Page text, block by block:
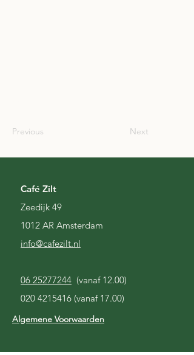
Previous Next
Café Zilt
Zeedijk 49
1012 AR Amsterdam
info@cafezilt.nl
06 25277244 (vanaf 12.00)
020 4215416 (vanaf 17.00)
Algemene Voorwaarden